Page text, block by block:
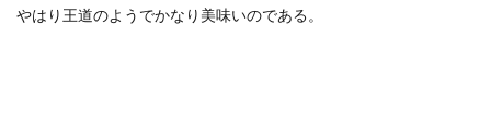
やはり王道のようでかなり美味いのである。